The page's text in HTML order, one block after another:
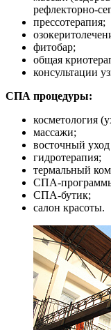
рефлекторно-
прессотерапия;
фитобар;
общая
консультации
СПА процедуры:
косметология
массажи;
восточный
гидротерапия;
термальный
СПА-программы
СПА-бутик;
салон красоты.